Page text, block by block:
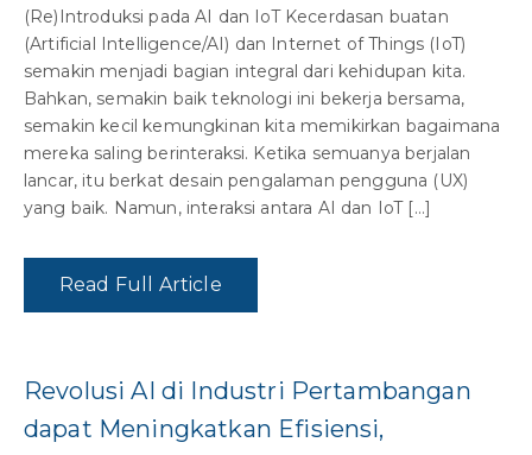
(Re)Introduksi pada AI dan IoT Kecerdasan buatan
(Artificial Intelligence/AI) dan Internet of Things (IoT)
semakin menjadi bagian integral dari kehidupan kita.
Bahkan, semakin baik teknologi ini bekerja bersama,
semakin kecil kemungkinan kita memikirkan bagaimana
mereka saling berinteraksi. Ketika semuanya berjalan
lancar, itu berkat desain pengalaman pengguna (UX)
yang baik. Namun, interaksi antara AI dan IoT […]
Read Full Article
Revolusi AI di Industri Pertambangan
dapat Meningkatkan Efisiensi,